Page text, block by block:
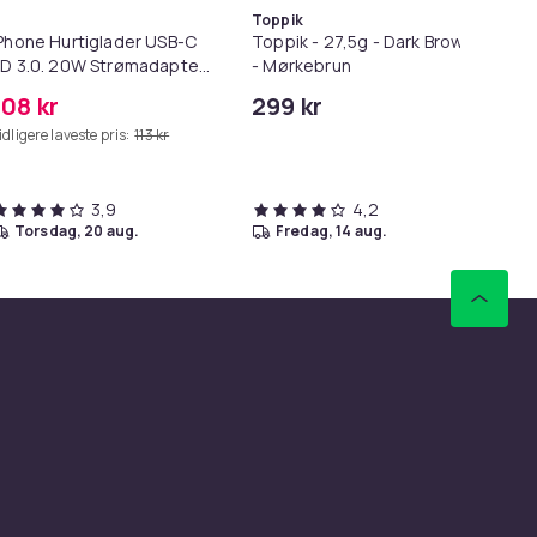
Hurtiglader USB-C
3.0. 20W Strømadapter
kr
laveste pris: 113 kr
3,9
torsdag, 20 aug.
Toppik
Toppik - 27,5g - Dark Brown
- Mørkebrun
299 kr
4,2
fredag, 14 aug.